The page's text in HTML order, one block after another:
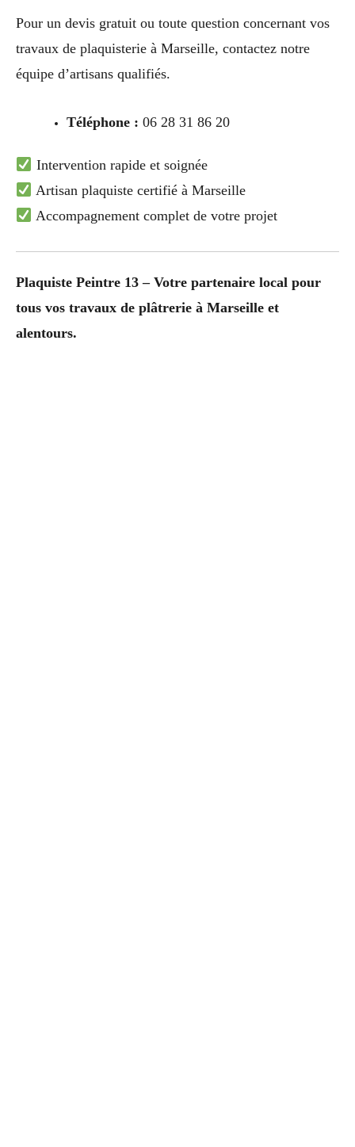
Pour un devis gratuit ou toute question concernant vos
travaux de plaquisterie à Marseille, contactez notre
équipe d’artisans qualifiés.
Téléphone : 06 28 31 86 20
Intervention rapide et soignée
Artisan plaquiste certifié à Marseille
Accompagnement complet de votre projet
Plaquiste Peintre 13 – Votre partenaire local pour
tous vos travaux de plâtrerie à Marseille et
alentours.